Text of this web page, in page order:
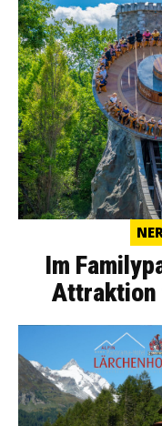
Im
Attraktion